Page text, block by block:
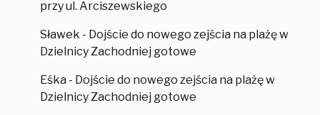
przy ul. Arciszewskiego
Sławek - Dojście do nowego zejścia na plażę w
Dzielnicy Zachodniej gotowe
Eśka - Dojście do nowego zejścia na plażę w
Dzielnicy Zachodniej gotowe